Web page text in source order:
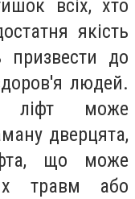
всіх, хто
якість
призвести до
людей.
ліфт може
дверцята,
що може
травм або